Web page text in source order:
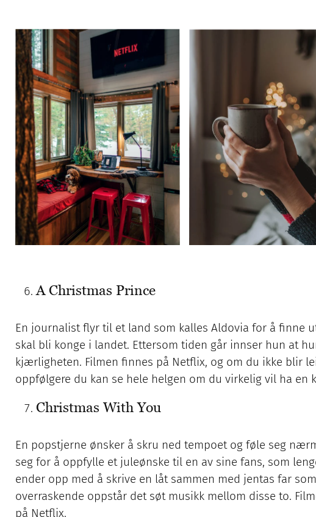
A Christmas Prince
En journalist flyr til et land som kalles Aldovia for å finne
skal bli konge i landet. Ettersom tiden går innser hun at
kjærligheten. Filmen finnes på Netflix, og om du ikke blir
oppfølgere du kan se hele helgen om du virkelig vil ha en
Christmas With You
En popstjerne ønsker å skru ned tempoet og føle seg
seg for å oppfylle et juleønske til en av sine fans, som
ender opp med å skrive en låt sammen med jentas far
overraskende oppstår det søt musikk mellom disse to.
på Netflix.